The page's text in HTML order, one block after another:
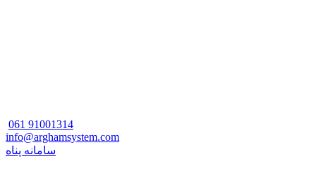
061 91001314
info@arghamsystem.com
سامانه پناه